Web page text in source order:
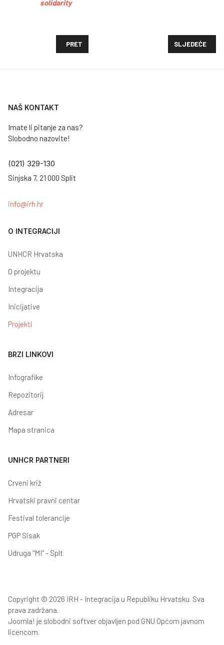
solidarity
PRETHODNI ČLANAK: PROJEKT DRUŠTVA ZA
PRET SLJEDEĆI
SLJEDEĆE
NAŠ KONTAKT
Imate li pitanje za nas?
Slobodno nazovite!
(021) 329-130
Sinjska 7, 21 000 Split
info@irh.hr
O INTEGRACIJI
UNHCR Hrvatska
O projektu
Integracija
Inicijative
Projekti
BRZI LINKOVI
Infografike
Repozitorij
Adresar
Mapa stranica
UNHCR PARTNERI
Crveni križ
Hrvatski pravni centar
Festival tolerancije
PGP Sisak
Udruga "MI" - Splt
Copyright © 2026 IRH - Integracija u Republiku Hrvatsku. Sva
prava zadržana.
Joomla! je slobodni softver objavljen pod GNU Općom javnom
licencom.